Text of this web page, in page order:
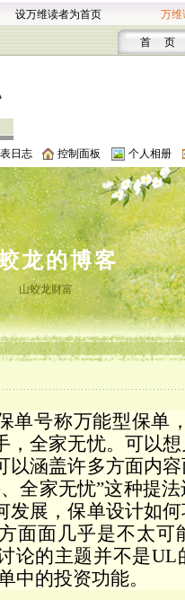
设万维读者为首页 万维
首 页
日志 控制面板 个人相册
龙的博客
山蛟龙财富
单号称万能型保单
，全家无忧。可以
以涵盖许多方面内
全家无忧”这种提
发展，保单设计如
面面几乎是不太可
论的主题并不是UL
中的投资功能。